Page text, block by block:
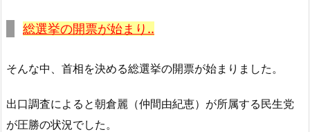
総選挙の開票が始まり..
そんな中、首相を決める総選挙の開票が始まりました。
出口調査によると朝倉麗（仲間由紀恵）が所属する民生党
が圧勝の状況でした。